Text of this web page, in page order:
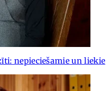
nepieciešamie un liekie